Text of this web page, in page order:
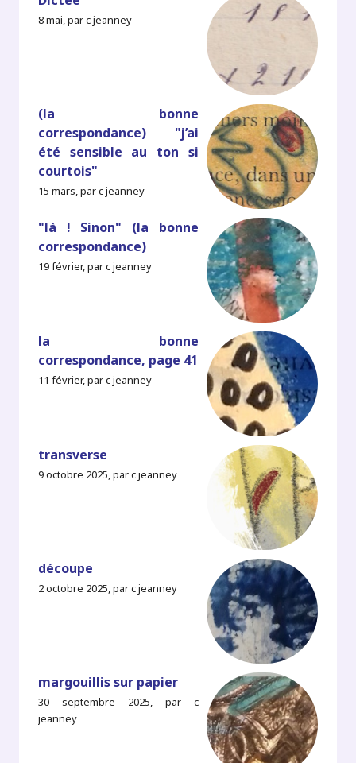
8 mai, par c jeanney
(la bonne
correspondance) "j’ai
été sensible au ton si
courtois"
15 mars, par c jeanney
"là ! Sinon" (la bonne
correspondance)
19 février, par c jeanney
la bonne
correspondance, page 41
11 février, par c jeanney
transverse
9 octobre 2025, par c jeanney
découpe
2 octobre 2025, par c jeanney
margouillis sur papier
30 septembre 2025, par c
jeanney